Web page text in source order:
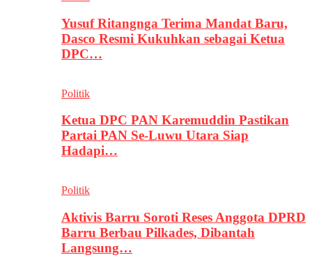
Yusuf Ritangnga Terima Mandat Baru,
Dasco Resmi Kukuhkan sebagai Ketua
DPC…
Politik
Ketua DPC PAN Karemuddin Pastikan
Partai PAN Se-Luwu Utara Siap
Hadapi…
Politik
Aktivis Barru Soroti Reses Anggota DPRD
Barru Berbau Pilkades, Dibantah
Langsung…